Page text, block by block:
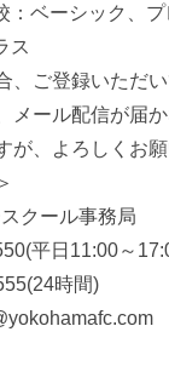
：ベーシック、
ス
、ご登録いただ
メール配信が届
が、よろしくお願
クール事務局
平日11:00～
時間)